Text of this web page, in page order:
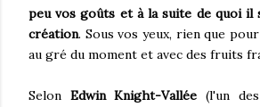
peu vos goûts et à la suite de quoi il
création. Sous vos yeux, rien que
au gré du moment et avec des fruits
Selon Edwin Knight-Vallée(l'un